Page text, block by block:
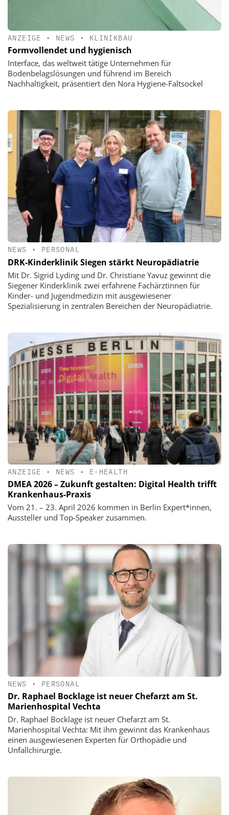
ANZEIGE • NEWS • KLINIKBAU
Formvollendet und hygienisch
Interface, das weltweit tätige Unternehmen für
Bodenbelagslösungen und führend im Bereich
Nachhaltigkeit, präsentiert den Nora Hygiene-Faltsockel
NEWS • PERSONAL
DRK-Kinderklinik Siegen stärkt Neuropädiatrie
Mit Dr. Sigrid Lyding und Dr. Christiane Yavuz gewinnt die
Siegener Kinderklinik zwei erfahrene Fachärztinnen für
Kinder- und Jugendmedizin mit ausgewiesener
Spezialisierung in zentralen Bereichen der Neuropädiatrie.
ANZEIGE • NEWS • E-HEALTH
DMEA 2026 – Zukunft gestalten: Digital Health trifft
Krankenhaus-Praxis
Vom 21. – 23. April 2026 kommen in Berlin Expert*innen,
Aussteller und Top-Speaker zusammen.
NEWS • PERSONAL
Dr. Raphael Bocklage ist neuer Chefarzt am St.
Marienhospital Vechta
Dr. Raphael Bocklage ist neuer Chefarzt am St.
Marienhospital Vechta: Mit ihm gewinnt das Krankenhaus
einen ausgewiesenen Experten für Orthopädie und
Unfallchirurgie.